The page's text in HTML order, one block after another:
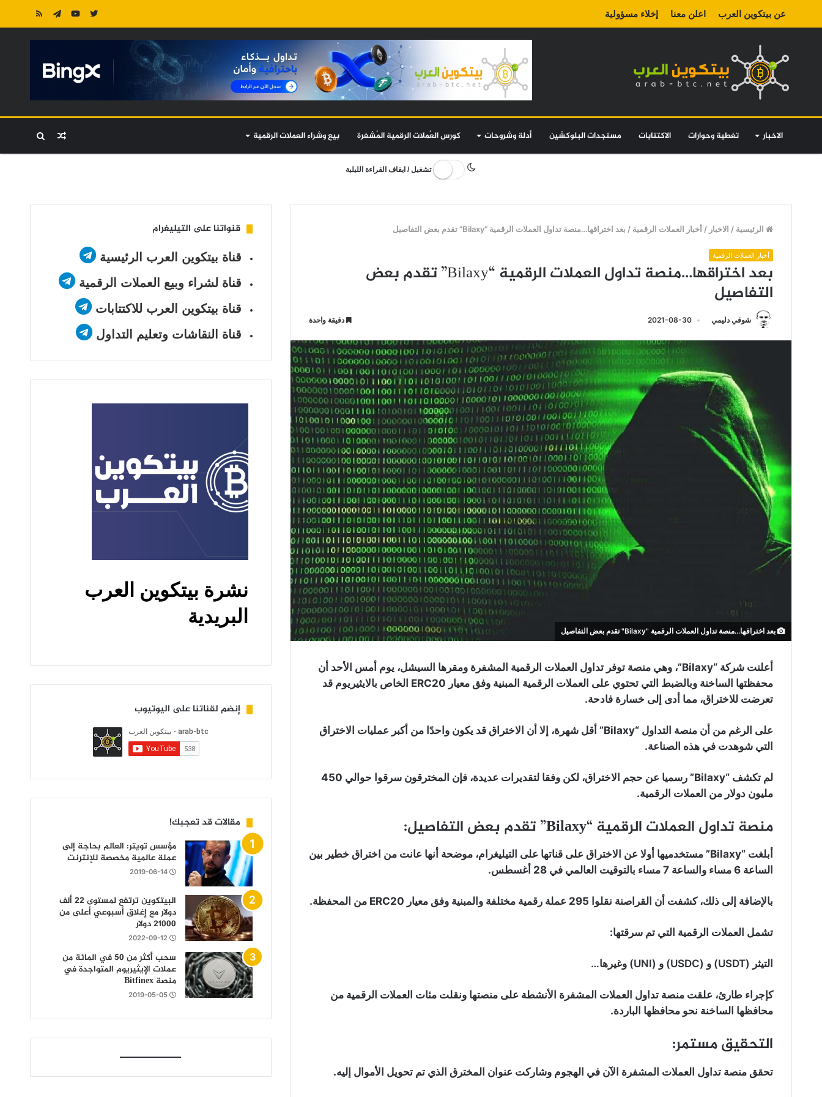
عن بيتكوين العرب اعلن معنا إخلاء مسؤولية
الاخبار تغطية وحوارات الاكتتابات مستجدات البلوكشين أدلة وشروحات كورس العُملات الرقمية المُشفرة بيع وشراء العملات الرقمية بحث مقال
تشغيل / ايقاف القراءة الليلية
الرئيسية / الاخبار / أخبار العملات الرقمية / بعد اختراقها…منصة تداول العملات الرقمية “Bilaxy” تقدم بعض التفاصيل
أخبار العملات الرقمية
بعد اختراقها…منصة تداول العملات الرقمية “Bilaxy” تقدم بعض
التفاصيل
شوقي دليمي 2021-08-30 دقيقة واحدة
بعد اختراقها...منصة تداول العملات الرقمية "Bilaxy" تقدم بعض التفاصيل
أعلنت شركة “Bilaxy”، وهي منصة توفر تداول العملات الرقمية المشفرة ومقرها السيشل، يوم أمس الأحد أن
محفظتها الساخنة وبالضبط التي تحتوي على العملات الرقمية المبنية وفق معيار ERC20 الخاص بالايثيريوم قد
تعرضت للاختراق، مما أدى إلى خسارة فادحة.
على الرغم من أن منصة التداول “Bilaxy” أقل شهرة، إلا أن الاختراق قد يكون واحدًا من أكبر عمليات الاختراق
التي شوهدت في هذه الصناعة.
لم تكشف “Bilaxy” رسميا عن حجم الاختراق، لكن وفقا لتقديرات عديدة، فإن المخترقون سرقوا حوالي 450
مليون دولار من العملات الرقمية.
منصة تداول العملات الرقمية “Bilaxy” تقدم بعض التفاصيل:
أبلغت “Bilaxy” مستخدميها أولا عن الاختراق على قناتها على التيليغرام، موضحة أنها عانت من اختراق خطير بين
الساعة 6 مساء والساعة 7 مساء بالتوقيت العالمي في 28 أغسطس.
بالإضافة إلى ذلك، كشفت أن القراصنة نقلوا 295 عملة رقمية مختلفة والمبنية وفق معيار ERC20 من المحفظة.
تشمل العملات الرقمية التي تم سرقتها:
التيثر (USDT) و (USDC) و (UNI) وغيرها…
كإجراء طارئ، علقت منصة تداول العملات المشفرة الأنشطة على منصتها ونقلت مئات العملات الرقمية من
محافظها الساخنة نحو محافظها الباردة.
التحقيق مستمر:
تحقق منصة تداول العملات المشفرة الآن في الهجوم وشاركت عنوان المخترق الذي تم تحويل الأموال إليه.
قنواتنا على التيليغرام
قناة بيتكوين العرب الرئيسية
قناة لشراء وبيع العملات الرقمية
قناة بيتكوين العرب للاكتتابات
قناة النقاشات وتعليم التداول
إنضم لقناتنا على اليوتيوب
مقالات قد تعجبك!
مؤسس تويتر: العالم بحاجة إلى
عملة عالمية مخصصة للإنترنت
2019-06-14
البيتكوين ترتفع لمستوى 22 ألف
دولار مع إغلاق أسبوعي أعلى من
21000 دولار
2022-09-12
سحب أكثر من 50 في المائة من
عملات الإيثيريوم المتواجدة في
منصة Bitfinex
2019-05-05